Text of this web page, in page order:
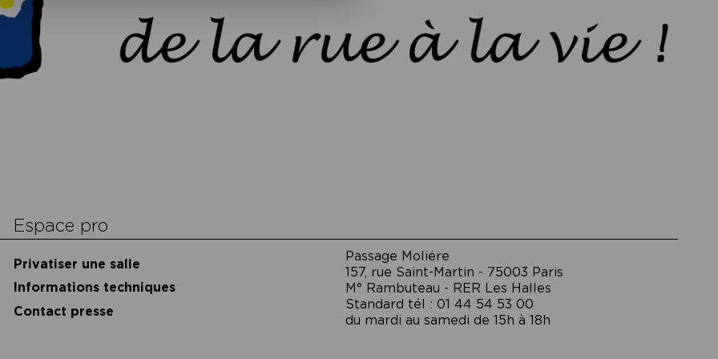
Espace pro
Privatiser une salle
Informations techniques
Contact presse
Passage Moliėre
157, rue Saint-Martin - 75003 Paris
M° Rambuteau - RER Les Halles
Standard tél : 01 44 54 53 00
du mardi au samedi de 15h à 18h